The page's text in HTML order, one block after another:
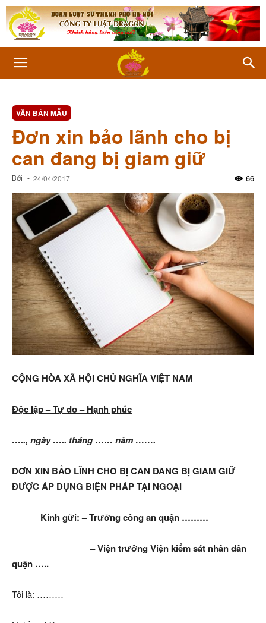
VĂN BẢN MẪU
Đơn xin bảo lãnh cho bị
can đang bị giam giữ
Bởi - 24/04/2017 66
CỘNG HÒA XÃ HỘI CHỦ NGHĨA VIỆT NAM
Độc lập – Tự do – Hạnh phúc
….., ngày ….. tháng …… năm …….
ĐƠN XIN BẢO LĨNH CHO BỊ CAN ĐANG BỊ GIAM GIỮ
ĐƯỢC ÁP DỤNG BIỆN PHÁP TẠI NGOẠI
Kính gửi: – Trưởng công an quận ………
– Viện trưởng Viện kiểm sát nhân dân
quận …..
Tôi là: ………